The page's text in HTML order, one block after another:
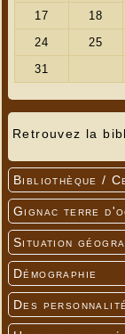
Retrouvez la
Bibliothèque /
Gignac terre
Situation
Démographie
Des